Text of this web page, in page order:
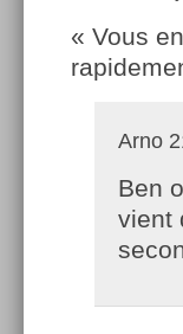
« Vous
Arno
Ben
vient